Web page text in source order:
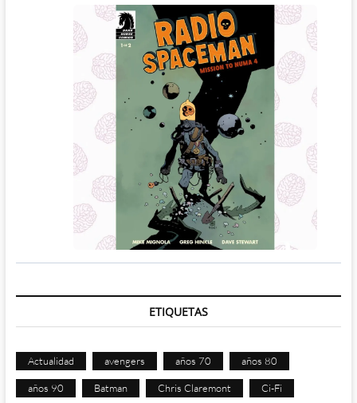
ETIQUETAS
Actualidad avengers años 70 años 80
años 90 Batman Chris Claremont Ci-Fi